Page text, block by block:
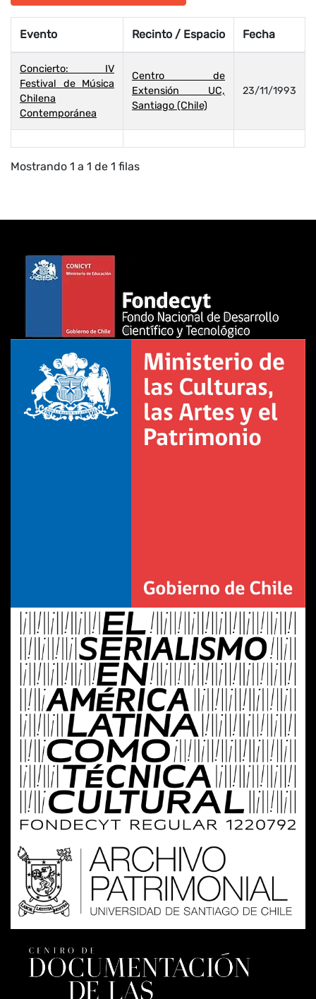
Evento Recinto / Espacio Fecha
Concierto: IV
Festival de Música
Chilena
Contemporánea
Centro de
Extensión UC,
Santiago (Chile)
23/11/1993
Mostrando 1 a 1 de 1 filas